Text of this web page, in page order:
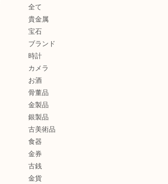
全て
貴金属
宝石
ブランド
時計
カメラ
お酒
骨董品
金製品
銀製品
古美術品
食器
金券
古銭
金貨